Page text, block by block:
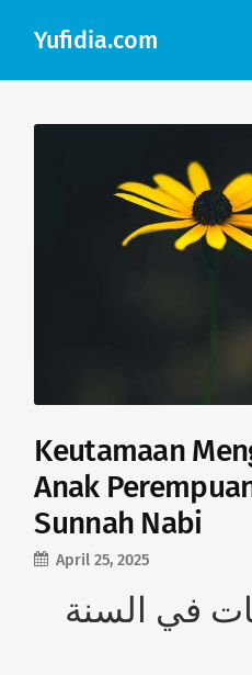
Yufidia.com
Keutamaan
Anak
Sunnah Nabi
April 25, 2025
في السنة